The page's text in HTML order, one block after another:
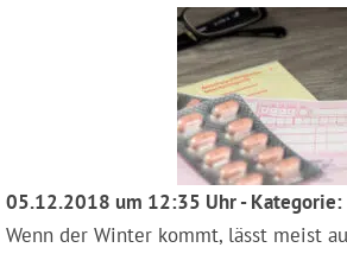
05.12.2018 um 12:35 Uhr - Kategorie:
Wenn der Winter kommt, lässt meist